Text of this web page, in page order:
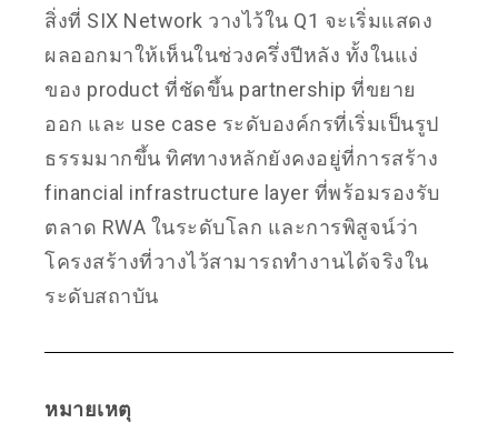
สิ่งที่ SIX Network วางไว้ใน Q1 จะเริ่มแสดง
ผลออกมาให้เห็นในช่วงครึ่งปีหลัง ทั้งในแง่
ของ product ที่ชัดขึ้น partnership ที่ขยาย
ออก และ use case ระดับองค์กรที่เริ่มเป็นรูป
ธรรมมากขึ้น ทิศทางหลักยังคงอยู่ที่การสร้าง
financial infrastructure layer ที่พร้อมรองรับ
ตลาด RWA ในระดับโลก และการพิสูจน์ว่า
โครงสร้างที่วางไว้สามารถทำงานได้จริงใน
ระดับสถาบัน
หมายเหตุ